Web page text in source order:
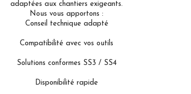
adaptées aux chantiers exigeants.
Nous vous apportons :
Conseil technique adapté
Compatibilité avec vos outils
Solutions conformes SS3 / SS4
Disponibilité rapide